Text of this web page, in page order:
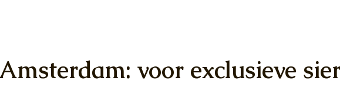
voor exclusieve